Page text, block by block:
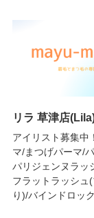
リラ 草津店
アイリスト募集中
マ/まつげパーマ/
パリジェンヌラッ
フラットラッシュ
り)/バインドロック